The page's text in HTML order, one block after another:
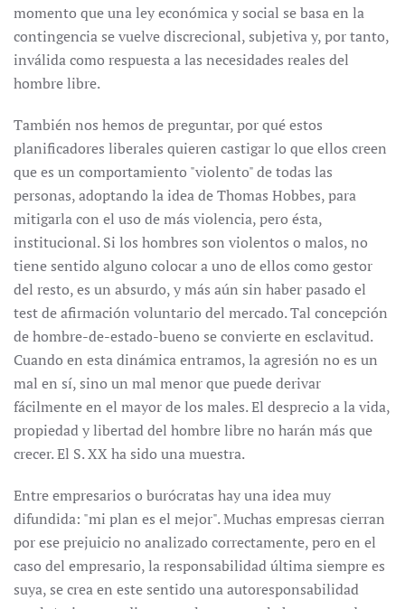
momento que una ley económica y social se basa en la
contingencia se vuelve discrecional, subjetiva y, por tanto,
inválida como respuesta a las necesidades reales del
hombre libre.
También nos hemos de preguntar, por qué estos
planificadores liberales quieren castigar lo que ellos creen
que es un comportamiento "violento" de todas las
personas, adoptando la idea de Thomas Hobbes, para
mitigarla con el uso de más violencia, pero ésta,
institucional. Si los hombres son violentos o malos, no
tiene sentido alguno colocar a uno de ellos como gestor
del resto, es un absurdo, y más aún sin haber pasado el
test de afirmación voluntario del mercado. Tal concepción
de hombre-de-estado-bueno se convierte en esclavitud.
Cuando en esta dinámica entramos, la agresión no es un
mal en sí, sino un mal menor que puede derivar
fácilmente en el mayor de los males. El desprecio a la vida,
propiedad y libertad del hombre libre no harán más que
crecer. El S. XX ha sido una muestra.
Entre empresarios o burócratas hay una idea muy
difundida: "mi plan es el mejor". Muchas empresas cierran
por ese prejuicio no analizado correctamente, pero en el
caso del empresario, la responsabilidad última siempre es
suya, se crea en este sentido una autoresponsabilidad